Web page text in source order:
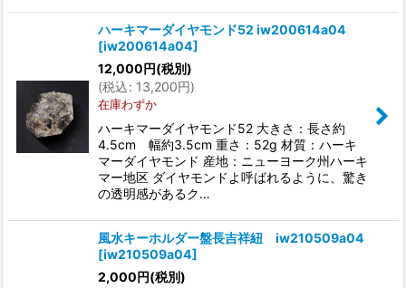
ハーキマーダイヤモンド52 iw200614a04
[iw200614a04]
12,000円(税別)
(税込: 13,200円)
在庫わずか
ハーキマーダイヤモンド52 大きさ：長さ約
4.5cm 幅約3.5cm 重さ：52g 材質：ハーキ
マーダイヤモンド 産地：ニューヨーク州ハーキ
マー地区 ダイヤモンドよ呼ばれるように、驚き
の透明感があるク…
風水キーホルダー盤長吉祥紐 iw210509a04
[iw210509a04]
2,000円(税別)